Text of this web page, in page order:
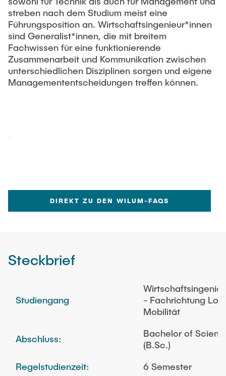
Lehre und Lernen
Best Practices Lehre
Hochschuldidaktik - ZLL
LearnING Center
Lehre im europäischen Verbund (ECIU)
WorkINGLab / Makerspace
Interdisziplinärer Workshop des FSP
„Biobasierte Prozesse und
Reaktortechnologien“
Forschung und Institute
Studienbereich FIT
streben nach dem Studium meist eine
Führungsposition an. Wirtschaftsingenieur*innen
sind Generalist*innen, die mit breitem
Fachwissen für eine funktionierende
Zusammenarbeit und Kommunikation zwischen
unterschiedlichen Disziplinen sorgen und eigene
Managemententscheidungen treffen können.
DIREKT ZU DEN WILUM-FAQS
Steckbrief
Studiengang
- Fachrichtung
Mobilität
Abschluss:
Bachelor of
(B.Sc.)
Regelstudienzeit:
6 Semester